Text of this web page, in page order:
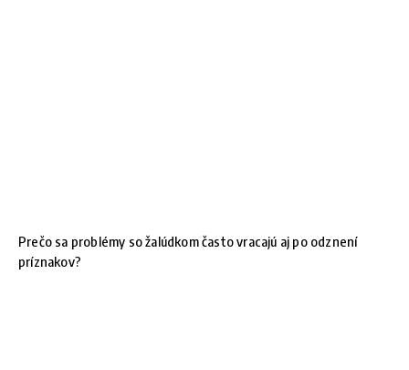
Prečo sa problémy so žalúdkom často vracajú aj po odznení
príznakov?